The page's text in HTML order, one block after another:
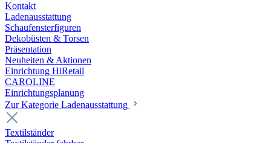
Kontakt
Laden­ausstattung
Schaufenster­figuren
Dekobüsten & Torsen
Präsentation
Neuheiten & Aktionen
Einrichtung HiRetail
CAROLINE
Einrichtungsplanung
Zur Kategorie Laden­ausstattung
Textilständer